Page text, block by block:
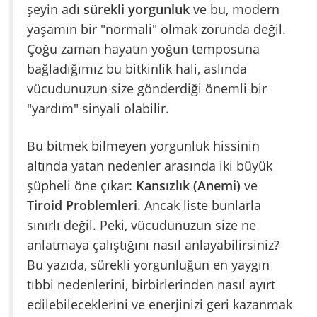
şeyin adı sürekli yorgunluk ve bu, modern
yaşamın bir "normali" olmak zorunda değil.
Çoğu zaman hayatın yoğun temposuna
bağladığımız bu bitkinlik hali, aslında
vücudunuzun size gönderdiği önemli bir
"yardım" sinyali olabilir.
Bu bitmek bilmeyen yorgunluk hissinin
altında yatan nedenler arasında iki büyük
şüpheli öne çıkar: Kansızlık (Anemi) ve
Tiroid Problemleri. Ancak liste bunlarla
sınırlı değil. Peki, vücudunuzun size ne
anlatmaya çalıştığını nasıl anlayabilirsiniz?
Bu yazıda, sürekli yorgunluğun en yaygın
tıbbi nedenlerini, birbirlerinden nasıl ayırt
edilebileceklerini ve enerjinizi geri kazanmak